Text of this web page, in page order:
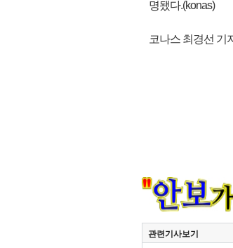
명됐다.(konas)
코나스 최경선 기
관련기사보기